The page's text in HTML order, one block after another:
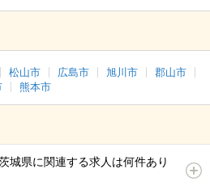
松山市 広島市 旭川市
郡山市
熊本市
城県に関連する求人は何件あり